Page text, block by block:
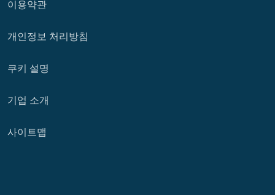
이용약관
개인정보 처리방침
쿠키 설명
기업 소개
사이트맵